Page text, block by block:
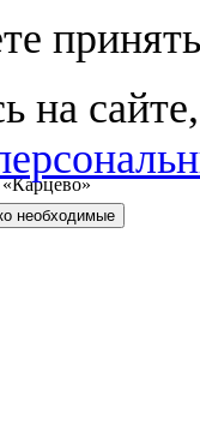
на
необходимые